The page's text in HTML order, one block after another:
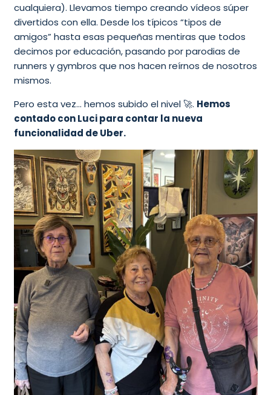
cualquiera). Llevamos tiempo creando vídeos súper
divertidos con ella. Desde los típicos “tipos de
amigos” hasta esas pequeñas mentiras que todos
decimos por educación, pasando por parodias de
runners y gymbros que nos hacen reírnos de nosotros
mismos.
Pero esta vez… hemos subido el nivel 🚀. Hemos
contado con Luci para contar la nueva
funcionalidad de Uber.